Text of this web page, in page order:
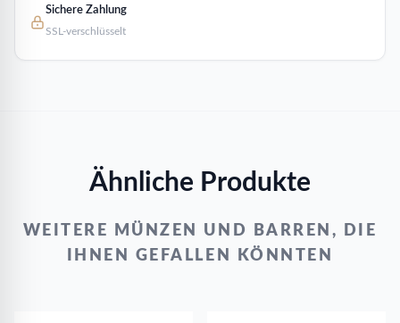
Sichere Zahlung
SSL-verschlüsselt
Ähnliche Produkte
WEITERE MÜNZEN UND BARREN, DIE
IHNEN GEFALLEN KÖNNTEN